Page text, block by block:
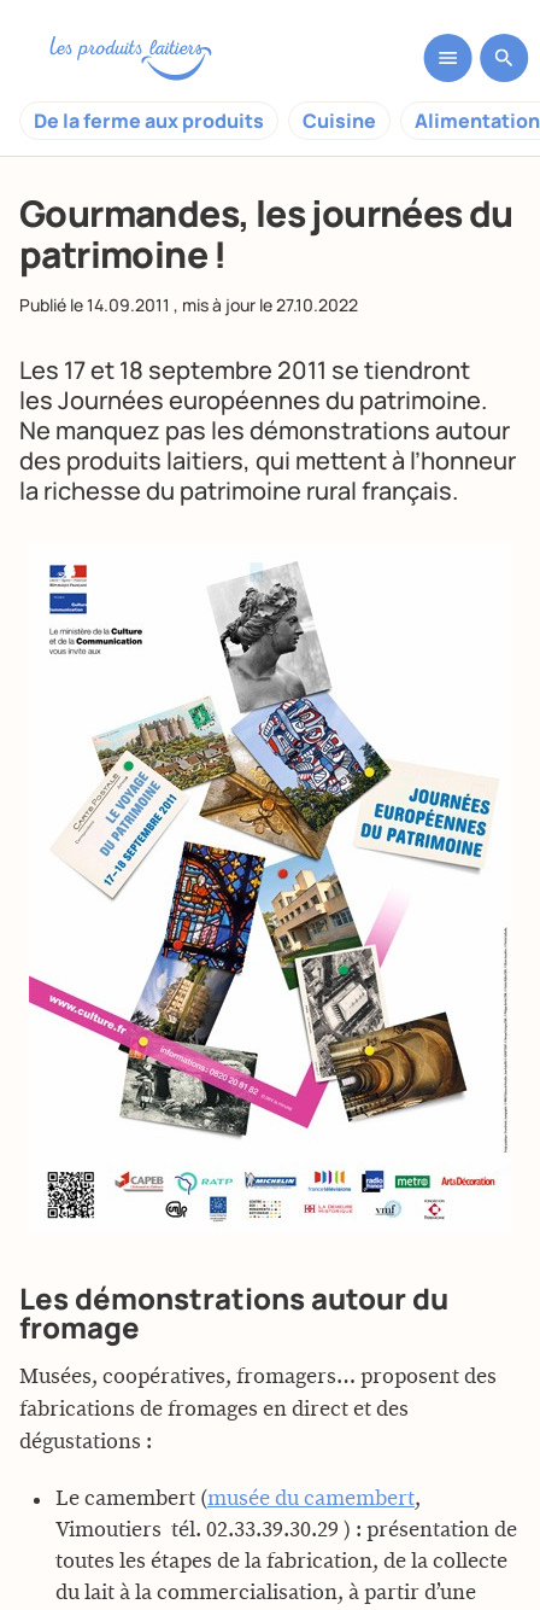
De la ferme aux produits Cuisine
Gourmandes, les journées du
patrimoine !
Publié le14.09.2011 , mis à jour le27.10.2022
Les 17 et 18 septembre 2011 se tiendront
lesJournées européennes du patrimoine.
Ne manquez pas les démonstrations autour
des produits laitiers, qui mettent à l’honneur
la richesse du patrimoine rural français.
Les démonstrations autour du
fromage
Musées, coopératives, fromagers… proposent des
fabrications de fromages en direct et des
dégustations :
Le camembert (musée du camembert,
Vimoutiers  tél. 02.33.39.30.29 ) : présentation de
toutes les étapes de la fabrication, de la collecte
du lait à la commercialisation, à partir d’une